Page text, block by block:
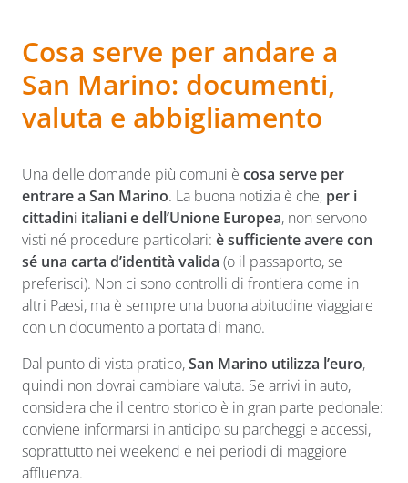
Cosa serve per andare a
San Marino: documenti,
valuta e abbigliamento
Una delle domande più comuni è cosa serve per
entrare a San Marino. La buona notizia è che, per i
cittadini italiani e dell’Unione Europea, non servono
visti né procedure particolari: è sufficiente avere con
sé una carta d’identità valida (o il passaporto, se
preferisci). Non ci sono controlli di frontiera come in
altri Paesi, ma è sempre una buona abitudine viaggiare
con un documento a portata di mano.
Dal punto di vista pratico,San Marino utilizza l’euro,
quindi non dovrai cambiare valuta. Se arrivi in auto,
considera che il centro storico è in gran parte pedonale:
conviene informarsi in anticipo su parcheggi e accessi,
soprattutto nei weekend e nei periodi di maggiore
affluenza.